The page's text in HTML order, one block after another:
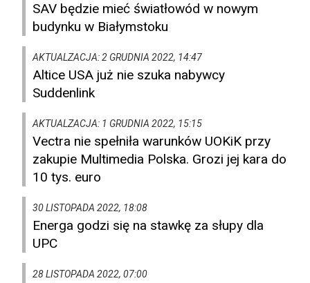
SAV będzie mieć światłowód w nowym
budynku w Białymstoku
AKTUALZACJA: 2 GRUDNIA 2022, 14:47
Altice USA już nie szuka nabywcy
Suddenlink
AKTUALZACJA: 1 GRUDNIA 2022, 15:15
Vectra nie spełniła warunków UOKiK przy
zakupie Multimedia Polska. Grozi jej kara do
10 tys. euro
30 LISTOPADA 2022, 18:08
Energa godzi się na stawkę za słupy dla
UPC
28 LISTOPADA 2022, 07:00